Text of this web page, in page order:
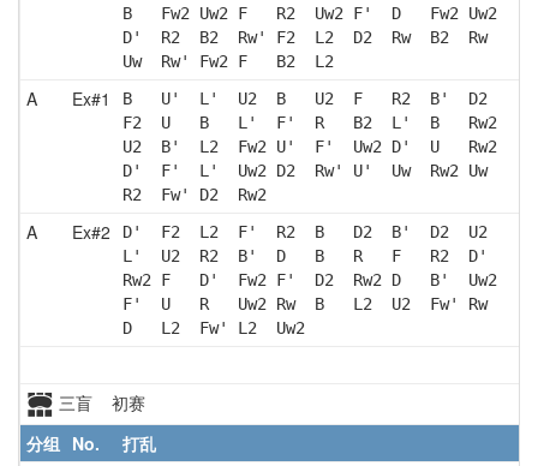
B   Fw2 Uw2 F   R2  Uw2 F'  D   Fw2 Uw2
D'  R2  B2  Rw' F2  L2  D2  Rw  B2  Rw
Uw  Rw' Fw2 F   B2  L2
A Ex#1
B   U'  L'  U2  B   U2  F   R2  B'  D2
F2  U   B   L'  F'  R   B2  L'  B   Rw2
U2  B'  L2  Fw2 U'  F'  Uw2 D'  U   Rw2
D'  F'  L'  Uw2 D2  Rw' U'  Uw  Rw2 Uw
R2  Fw' D2  Rw2
A Ex#2
D'  F2  L2  F'  R2  B   D2  B'  D2  U2
L'  U2  R2  B'  D   B   R   F   R2  D'
Rw2 F   D'  Fw2 F'  D2  Rw2 D   B'  Uw2
F'  U   R   Uw2 Rw  B   L2  U2  Fw' Rw
D   L2  Fw' L2  Uw2
三盲 初赛
分组 No.
打乱